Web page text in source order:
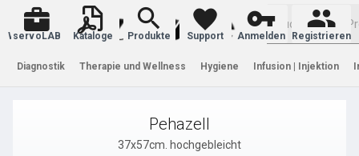
Warenkorb
servoLAB Kataloge Produkte Support Anmelden Registrieren
Diagnostik Therapie und Wellness Hygiene Infusion | Injektion
Pehazell
37x57cm. hochgebleicht